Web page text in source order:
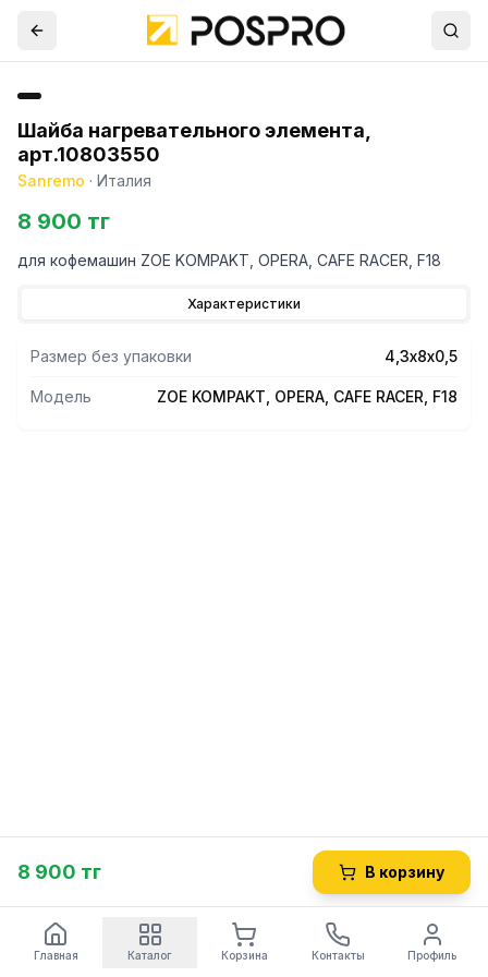
Шайба нагревательного элемента,
арт.10803550
Sanremo · Италия
8 900 тг
для кофемашин ZOE KOMPAKT, OPERA, CAFE RACER, F18
Характеристики
Размер без упаковки 4,3х8х0,5
Модель ZOE KOMPAKT, OPERA, CAFE RACER, F18
8 900 тг В корзину
Главная Каталог Корзина Контакты Профиль